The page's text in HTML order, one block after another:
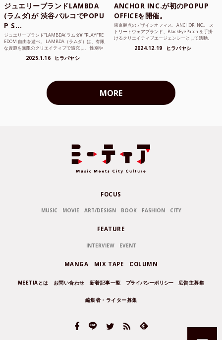
ジュエリーブランドLAMBDA
(ラムダ)が 渋谷パルコでPOPU
P S...
ジュエリーブランド“LAMBDA( ラムダ))” “PLAYFRE
EDOM 自由を遊べ。 LAMBDA（ラムダ）は、有限
な資源を無限のクリエイティブで追究し、 性別や
2025.1.16 ヒラバヤシ
ANCHOR INC.が初のPOPUP
OFFICEを開催。
東京拠点のデザインオフィス、ANCHOR INC.。 ス
トリートウェアブランド、BlackEyePatch を手掛
けるクリエイティブエージェンシーとして活動。
2024.12.19 ヒラバヤシ
MORE
FOCUS
MUSIC MOVIE ART/DESIGN BOOK FASHION CITY
FEATURE
INTERVIEW EVENT
MANGA MIX TAPE COLUMN
MEETIAとは お問い合わせ 新着記事一覧 プライバシーポリシー 広告主募集
編集者・ライター募集